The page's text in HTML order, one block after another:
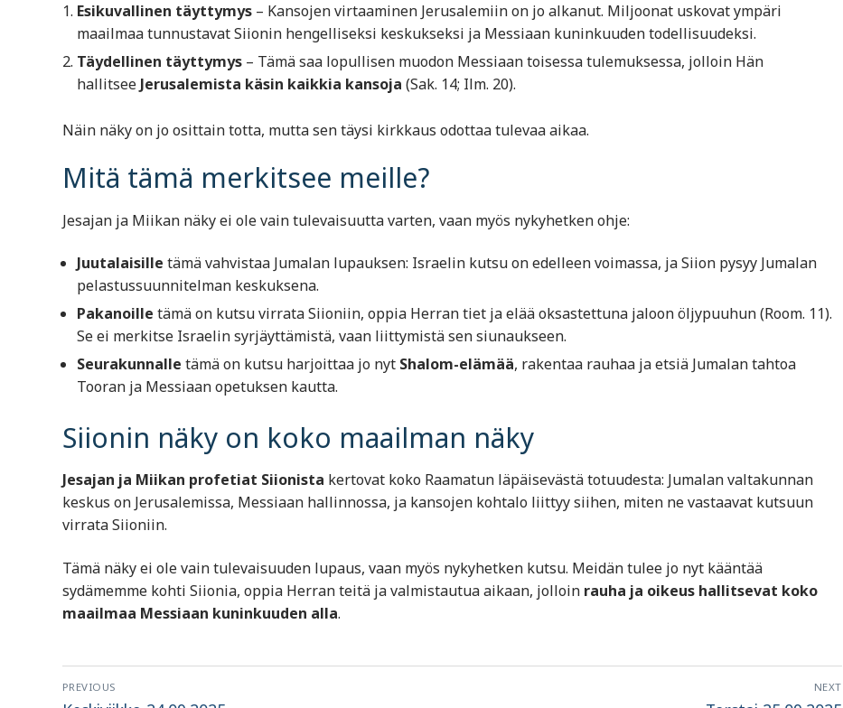
Esikuvallinen täyttymys– Kansojen virtaaminen Jerusalemiin on jo alkanut. Miljoonat uskovat ympäri
maailmaa tunnustavat Siionin hengelliseksi keskukseksi ja Messiaan kuninkuuden todellisuudeksi.
Täydellinen täyttymys– Tämä saa lopullisen muodon Messiaan toisessa tulemuksessa, jolloin Hän
hallitsee Jerusalemista käsin kaikkia kansoja (Sak. 14; Ilm. 20).
Näin näky on jo osittain totta, mutta sen täysi kirkkaus odottaa tulevaa aikaa.
Mitä tämä merkitsee meille?
Jesajan ja Miikan näky ei ole vain tulevaisuutta varten, vaan myös nykyhetken ohje:
Juutalaisille tämä vahvistaa Jumalan lupauksen: Israelin kutsu on edelleen voimassa, ja Siion pysyy Jumalan
pelastussuunnitelman keskuksena.
Pakanoille tämä on kutsu virrata Siioniin, oppia Herran tiet ja elää oksastettuna jaloon öljypuuhun (Room. 11).
Se ei merkitse Israelin syrjäyttämistä, vaan liittymistä sen siunaukseen.
Seurakunnalle tämä on kutsu harjoittaa jo nyt Shalom-elämää, rakentaa rauhaa ja etsiä Jumalan tahtoa
Tooran ja Messiaan opetuksen kautta.
Siionin näky on koko maailman näky
Jesajan ja Miikan profetiat Siionista kertovat koko Raamatun läpäisevästä totuudesta: Jumalan valtakunnan
keskus on Jerusalemissa, Messiaan hallinnossa, ja kansojen kohtalo liittyy siihen, miten ne vastaavat kutsuun
virrata Siioniin.
Tämä näky ei ole vain tulevaisuuden lupaus, vaan myös nykyhetken kutsu. Meidän tulee jo nyt kääntää
sydämemme kohti Siionia, oppia Herran teitä ja valmistautua aikaan, jolloin rauha ja oikeus hallitsevat koko
maailmaa Messiaan kuninkuuden alla.
Artikkelien
PREVIOUS NEXT